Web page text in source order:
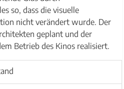
so, dass die visuelle
nicht verändert wurde. Der
geplant und der
Betrieb des Kinos realisiert.